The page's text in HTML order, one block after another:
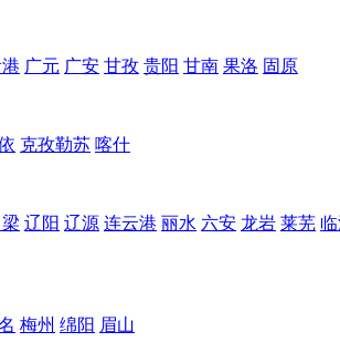
广元 广安 甘孜 贵阳 甘南 果洛 固原
克孜勒苏 喀什
辽阳 辽源 连云港 丽水 六安 龙岩 莱芜
梅州 绵阳 眉山